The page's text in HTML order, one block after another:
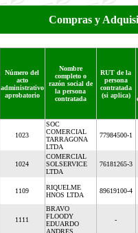
Compras y
Número del
acto
administrativo
aprobatorio
Nombre
completo o
razón social de
la persona
contratada
RUT de la
persona
contratada
(si aplica)
1023
SOC
COMERCIAL
TARRAGONA
LTDA
77984500-1
1024
COMERCIAL
SOLSERVICE
LTDA
76181265-3
1109
RIQUELME
HNOS LTDA
89619100-4
1111
BRAVO
FLOODY
EDUARDO
ANDRES
-